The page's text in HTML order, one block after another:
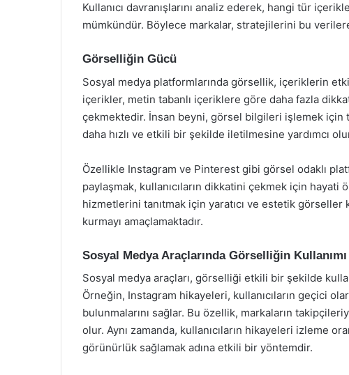
Kullanıcı davranışlarını analiz ederek, hangi tür
mümkündür. Böylece markalar, stratejilerini bu
Görselliğin Gücü
Sosyal medya platformlarında görsellik, içeriklerin
içerikler, metin tabanlı içeriklere göre daha fazla
çekmektedir. İnsan beyni, görsel bilgileri işlemek için
daha hızlı ve etkili bir şekilde iletilmesine yardımcı
Özellikle Instagram ve Pinterest gibi görsel odaklı
paylaşmak, kullanıcıların dikkatini çekmek için
hizmetlerini tanıtmak için yaratıcı ve estetik
kurmayı amaçlamaktadır.
Sosyal Medya Araçlarında Görselliğin Kullanımı
Sosyal medya araçları, görselliği etkili bir şekilde
Örneğin, Instagram hikayeleri, kullanıcıların geçici
bulunmalarını sağlar. Bu özellik, markaların
olur. Aynı zamanda, kullanıcıların hikayeleri izleme
görünürlük sağlamak adına etkili bir yöntemdir.